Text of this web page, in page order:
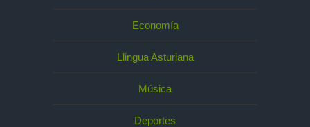
Economía
Llingua Asturiana
Música
Deportes